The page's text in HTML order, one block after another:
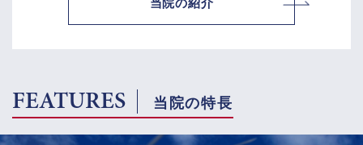
FEATURES 当院の特長